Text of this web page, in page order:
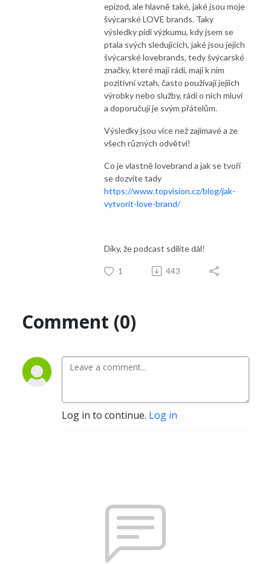
epizod, ale hlavně také, jaké jsou moje
švýcarské LOVE brands. Taky
výsledky pidi výzkumu, kdy jsem se
ptala svých sledujících, jaké jsou jejich
švýcarské lovebrands, tedy švýcarské
značky, které mají rádi, mají k nim
pozitivní vztah, často používají jejíich
výrobky nebo služby, rádi o nich mluví
a doporučují je svým přátelům.
Výsledky jsou více než zajímavé a ze
všech různých odvětví!
Co je vlastně lovebrand a jak se tvoří
se dozvíte tady
https://www.topvision.cz/blog/jak-
vytvorit-love-brand/
Díky, že podcast sdílíte dál!
1 443
Comment (0)
Log in to continue. Log in